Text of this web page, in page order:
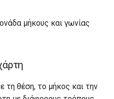
μήκους και γωνίας
τη θέση, το μήκος και την